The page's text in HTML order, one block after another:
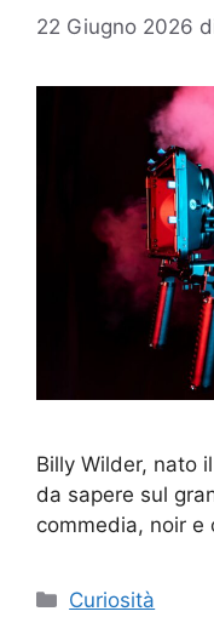
22 Giugno 2026
Billy Wilder, nato
da sapere sul
commedia, noir e
Categorie
Curiosità